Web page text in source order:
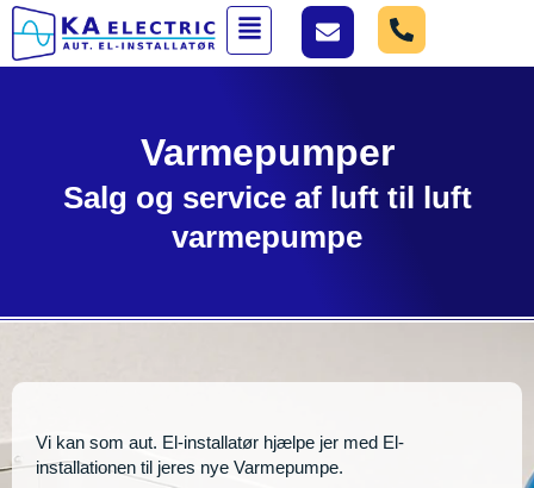
Gå
indholdet
Menu
Varmepumper
Salg og service af luft til luft
varmepumpe
Vi kan som aut. El-installatør hjælpe jer med El-
installationen til jeres nye Varmepumpe.